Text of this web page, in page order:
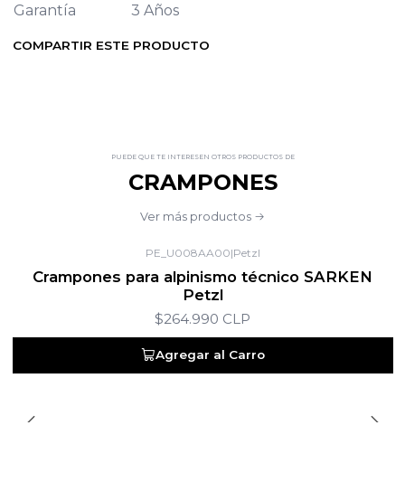
Garantía 3 Años
COMPARTIR ESTE PRODUCTO
PUEDE QUE TE INTERESEN OTROS PRODUCTOS DE
CRAMPONES
Ver más productos
PE_U008AA00|Petzl
Crampones para alpinismo técnico SARKEN
Petzl
$264.990 CLP
Agregar al Carro